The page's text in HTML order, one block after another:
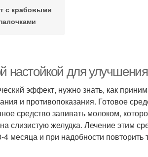
с крабовыми
настойкой для
эффект, нужно знать, как
и противопоказания. Готовое
средство запивать молоком,
слизистую желудка. Лечение этим
месяца и при надобности повторить